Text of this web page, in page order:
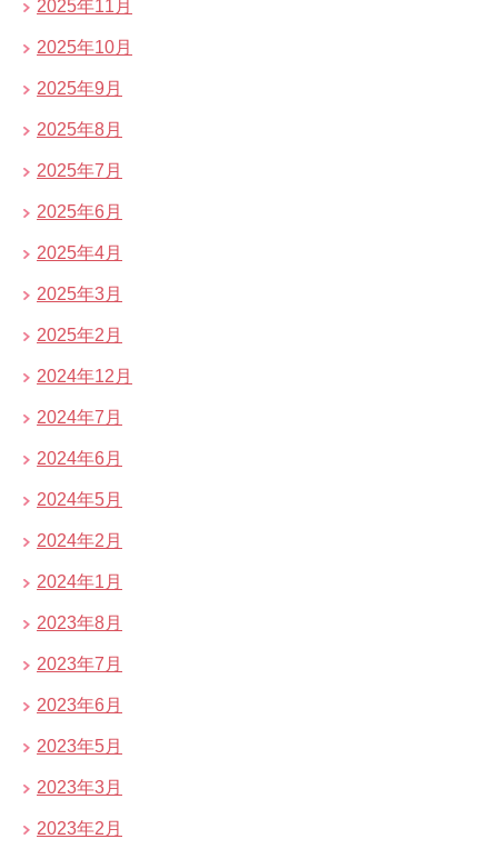
2025年11月
2025年10月
2025年9月
2025年8月
2025年7月
2025年6月
2025年4月
2025年3月
2025年2月
2024年12月
2024年7月
2024年6月
2024年5月
2024年2月
2024年1月
2023年8月
2023年7月
2023年6月
2023年5月
2023年3月
2023年2月